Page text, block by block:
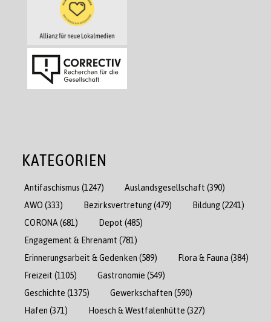
KATEGORIEN
Antifaschismus (1247) Auslandsgesellschaft (390)
AWO (333) Bezirksvertretung(479) Bildung(2241)
CORONA (681) Depot (485)
Engagement & Ehrenamt (781)
Erinnerungsarbeit & Gedenken (589) Flora & Fauna (384)
Freizeit (1105) Gastronomie (549)
Geschichte (1375) Gewerkschaften (590)
Hafen (371) Hoesch & Westfalenhütte (327)